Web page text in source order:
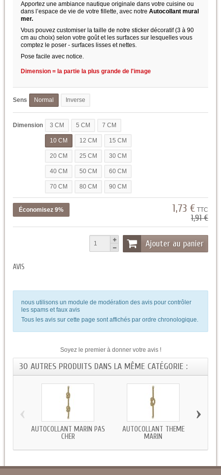
Apportez une ambiance nautique originale dans votre cuisine ou
dans l’espace de vie de votre fillette, avec notre Autocollant mural
mer.
Vous pouvez customiser la taille de notre sticker décoratif (3 à 90
cm au choix) selon votre goût et les surfaces sur lesquelles vous
comptez le poser - surfaces lisses et nettes.
Pose facile avec notice.
Dimension = la partie la plus grande de l'image
Sens Normal Inverse
Dimension 3 CM 5 CM 7 CM
10 CM 12 CM 15 CM
20 CM 25 CM 30 CM
40 CM 50 CM 60 CM
70 CM 80 CM 90 CM
Économisez 9% 1,73 € TTC
1,91 €
Ajouter au panier
AVIS
nous utilisons un module de modération des avis pour contrôler
les spams et faux avis
Tous les avis sur cette page sont affichés par ordre chronologique.
Soyez le premier à donner votre avis !
30 AUTRES PRODUITS DANS LA MÊME CATÉGORIE :
AUTOCOLLANT MARIN PAS
CHER
AUTOCOLLANT THEME
MARIN
‹ ›